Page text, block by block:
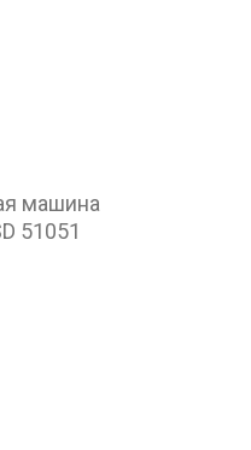
машина
51051